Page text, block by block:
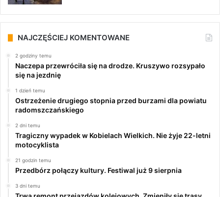
NAJCZĘŚCIEJ KOMENTOWANE
2 godziny temu
Naczepa przewróciła się na drodze. Kruszywo rozsypało
się na jezdnię
1 dzień temu
Ostrzeżenie drugiego stopnia przed burzami dla powiatu
radomszczańskiego
2 dni temu
Tragiczny wypadek w Kobielach Wielkich. Nie żyje 22-letni
motocyklista
21 godzin temu
Przedbórz połączy kultury. Festiwal już 9 sierpnia
3 dni temu